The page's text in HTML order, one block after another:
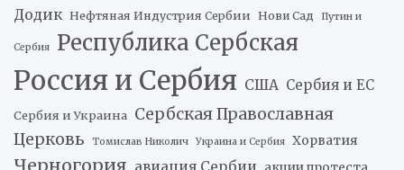
Додик Нефтяная Индустрия Сербии Нови Сад Путин и
Сербия Республика Сербская
Россия и Сербия США Сербия и ЕС
Сербия и Украина Сербская Православная
Церковь
Томислав Николич Украина и Сербия Хорватия
Черногория авиация Сербии